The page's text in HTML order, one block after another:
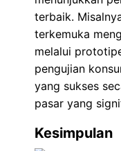
terbaik.
terkemuka
melalui
pengujian
yang sukses
pasar yang
Kesimpulan